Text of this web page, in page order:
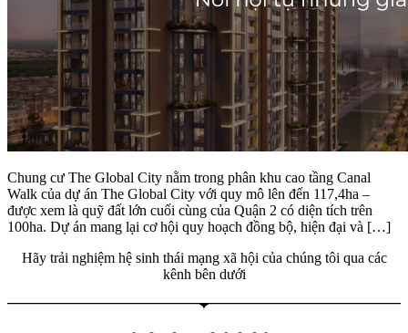
Chung cư The Global City nằm trong phân khu cao tầng Canal
Walk của dự án The Global City với quy mô lên đến 117,4ha –
được xem là quỹ đất lớn cuối cùng của Quận 2 có diện tích trên
100ha. Dự án mang lại cơ hội quy hoạch đồng bộ, hiện đại và […]
Hãy trải nghiệm hệ sinh thái mạng xã hội của chúng tôi qua các
kênh bên dưới